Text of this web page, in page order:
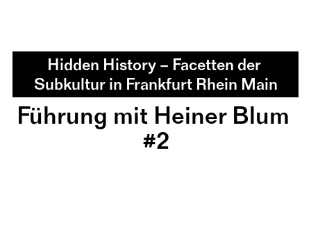
Hidden History – Facetten der
Subkultur in Frankfurt Rhein Main
Führung mit Heiner Blum
#2